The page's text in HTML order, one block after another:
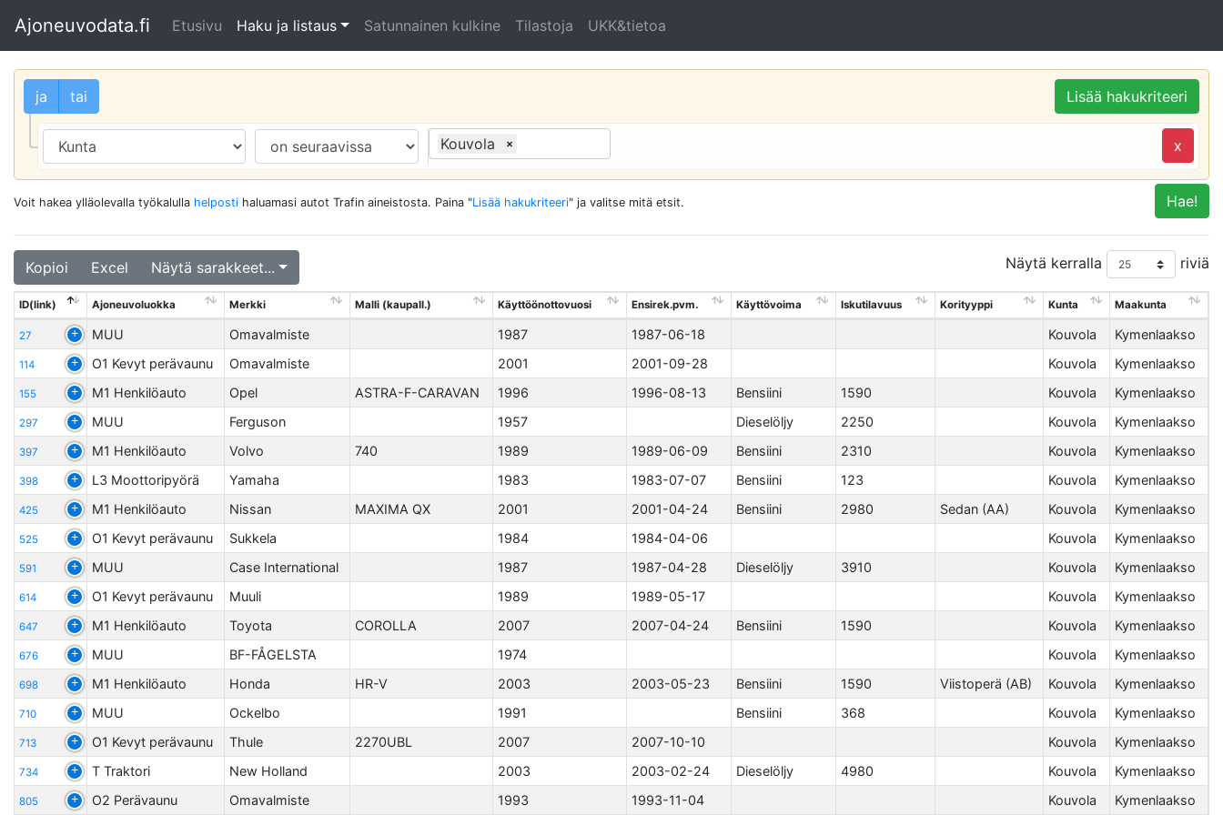
Ajoneuvodata.fi Etusivu Haku ja listaus Satunnainen kulkine Tilastoja UKK&tietoa
Lisää hakukriteeri
ja tai
x
Kouvola ×
Hae!
Voit hakea ylläolevalla työkalulla helposti haluamasi autot Trafin aineistosta. Paina "Lisää hakukriteeri" ja valitse mitä etsit.
Kopioi Excel Näytä sarakkeet... Näytä kerralla riviä
ID(link) Ajoneuvoluokka Merkki Malli (kaupall.) Käyttöönottovuosi Ensirek.pvm. Käyttövoima Iskutilavuus Korityyppi Kunta Maakunta
27 MUU Omavalmiste 1987 1987-06-18 Kouvola Kymenlaakso
114 O1 Kevyt perävaunu Omavalmiste 2001 2001-09-28 Kouvola Kymenlaakso
155 M1 Henkilöauto Opel ASTRA-F-CARAVAN 1996 1996-08-13 Bensiini 1590 Kouvola Kymenlaakso
297 MUU Ferguson 1957 Dieselöljy 2250 Kouvola Kymenlaakso
397 M1 Henkilöauto Volvo 740 1989 1989-06-09 Bensiini 2310 Kouvola Kymenlaakso
398 L3 Moottoripyörä Yamaha 1983 1983-07-07 Bensiini 123 Kouvola Kymenlaakso
425 M1 Henkilöauto Nissan MAXIMA QX 2001 2001-04-24 Bensiini 2980 Sedan (AA) Kouvola Kymenlaakso
525 O1 Kevyt perävaunu Sukkela 1984 1984-04-06 Kouvola Kymenlaakso
591 MUU Case International 1987 1987-04-28 Dieselöljy 3910 Kouvola Kymenlaakso
614 O1 Kevyt perävaunu Muuli 1989 1989-05-17 Kouvola Kymenlaakso
647 M1 Henkilöauto Toyota COROLLA 2007 2007-04-24 Bensiini 1590 Kouvola Kymenlaakso
676 MUU BF-FÅGELSTA 1974 Kouvola Kymenlaakso
698 M1 Henkilöauto Honda HR-V 2003 2003-05-23 Bensiini 1590 Viistoperä (AB) Kouvola Kymenlaakso
710 MUU Ockelbo 1991 Bensiini 368 Kouvola Kymenlaakso
713 O1 Kevyt perävaunu Thule 2270UBL 2007 2007-10-10 Kouvola Kymenlaakso
734 T Traktori New Holland 2003 2003-02-24 Dieselöljy 4980 Kouvola Kymenlaakso
805 O2 Perävaunu Omavalmiste 1993 1993-11-04 Kouvola Kymenlaakso